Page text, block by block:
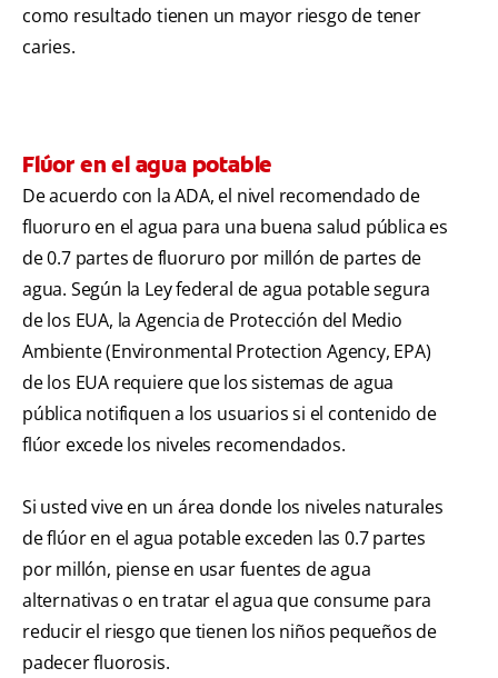
como resultado tienen un mayor riesgo de tener
caries.
Flúor en el agua potable
De acuerdo con la ADA, el nivel recomendado de
fluoruro en el agua para una buena salud pública es
de 0.7 partes de fluoruro por millón de partes de
agua. Según la Ley federal de agua potable segura
de los EUA, la Agencia de Protección del Medio
Ambiente (Environmental Protection Agency, EPA)
de los EUA requiere que los sistemas de agua
pública notifiquen a los usuarios si el contenido de
flúor excede los niveles recomendados.
Si usted vive en un área donde los niveles naturales
de flúor en el agua potable exceden las 0.7 partes
por millón, piense en usar fuentes de agua
alternativas o en tratar el agua que consume para
reducir el riesgo que tienen los niños pequeños de
padecer fluorosis.